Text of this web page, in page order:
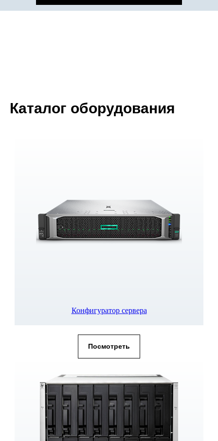
Каталог оборудования
Конфигуратор сервера
Посмотреть